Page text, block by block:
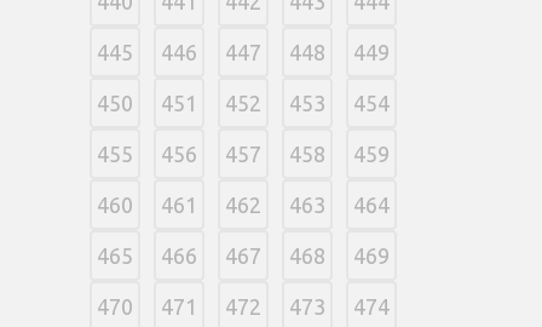
445 446 447 448 449
450 451 452 453 454
455 456 457 458 459
460 461 462 463 464
465 466 467 468 469
470 471 472 473 474